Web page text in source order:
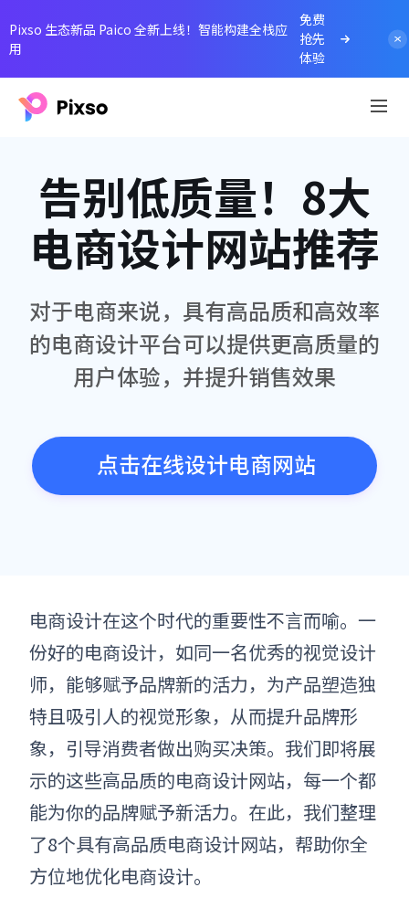
Pixso 生态新品 Paico 全新上线！智能构建全栈应
用
免费
抢先
体验
告别低质量！8大
电商设计网站推荐
对于电商来说，具有高品质和高效率
的电商设计平台可以提供更高质量的
用户体验，并提升销售效果
点击在线设计电商网站
电商设计在这个时代的重要性不言而喻。一
份好的电商设计，如同一名优秀的视觉设计
师，能够赋予品牌新的活力，为产品塑造独
特且吸引人的视觉形象，从而提升品牌形
象，引导消费者做出购买决策。我们即将展
示的这些高品质的电商设计网站，每一个都
能为你的品牌赋予新活力。在此，我们整理
了8个具有高品质电商设计网站，帮助你全
方位地优化电商设计。